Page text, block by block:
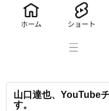
山口達也、YouTube
す。